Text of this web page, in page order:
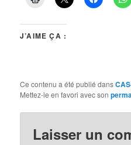
J’AIME ÇA :
Ce contenu a été publié dans
Mettez-le en favori avec son
Laisser un